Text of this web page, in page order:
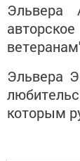
Эльвера
Эльвера
которым